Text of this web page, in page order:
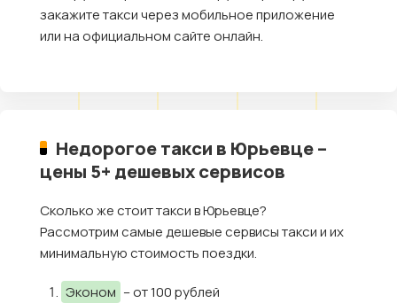
закажите такси через мобильное приложение
или на официальном сайте онлайн.
Недорогое такси в Юрьевце –
цены 5+ дешевых сервисов
Сколько же стоит такси в Юрьевце?
Рассмотрим самые дешевые сервисы такси и их
минимальную стоимость поездки.
Эконом – от 100 рублей